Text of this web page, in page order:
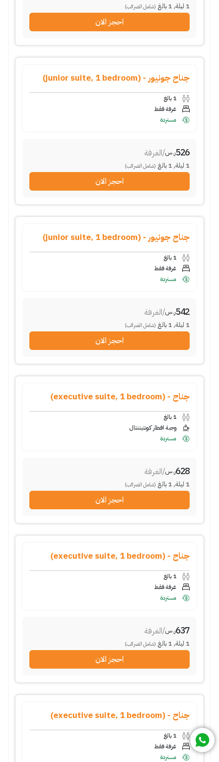
1 ليلة,
1 بالغ (شامل الضرائب)
احجز الان
جناح جونيور - (junior suite, 1 bedroom)
1 بالغ
غرفة فقط
مستردة
526ر.س/الغرفة
1 ليلة,
1 بالغ (شامل الضرائب)
احجز الان
جناح جونيور - (junior suite, 1 bedroom)
1 بالغ
غرفة فقط
مستردة
542ر.س/الغرفة
1 ليلة,
1 بالغ (شامل الضرائب)
احجز الان
جناح - (executive suite, 1 bedroom)
1 بالغ
وجبة افطار كونتيننتال
مستردة
628ر.س/الغرفة
1 ليلة,
1 بالغ (شامل الضرائب)
احجز الان
جناح - (executive suite, 1 bedroom)
1 بالغ
غرفة فقط
مستردة
637ر.س/الغرفة
1 ليلة,
1 بالغ (شامل الضرائب)
احجز الان
جناح - (executive suite, 1 bedroom)
1 بالغ
غرفة فقط
مستردة